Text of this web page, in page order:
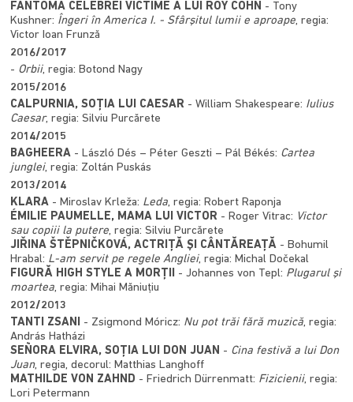
FANTOMA CELEBREI VICTIME A LUI ROY COHN - Tony
Kushner: Îngeri în America I. - Sfârşitul lumii e aproape, regia:
Victor Ioan Frunză
2016/2017
- Orbii, regia: Botond Nagy
2015/2016
CALPURNIA, SOȚIA LUI CAESAR - William Shakespeare: Iulius
Caesar, regia: Silviu Purcărete
2014/2015
BAGHEERA - László Dés – Péter Geszti – Pál Békés: Cartea
junglei, regia: Zoltán Puskás
2013/2014
KLARA - Miroslav Krleža: Leda, regia: Robert Raponja
ÉMILIE PAUMELLE, MAMA LUI VICTOR - Roger Vitrac: Victor
sau copiii la putere, regia: Silviu Purcărete
JIŘINA ŠTĚPNIČKOVÁ, ACTRIŢĂ ŞI CÂNTĂREAŢĂ - Bohumil
Hrabal: L-am servit pe regele Angliei, regia: Michal Dočekal
FIGURĂ HIGH STYLE A MORȚII - Johannes von Tepl: Plugarul şi
moartea, regia: Mihai Măniuțiu
2012/2013
TANTI ZSANI - Zsigmond Móricz: Nu pot trăi fără muzică, regia:
András Hatházi
SEÑORA ELVIRA, SOŢIA LUI DON JUAN - Cina festivă a lui Don
Juan, regia, decorul: Matthias Langhoff
MATHILDE VON ZAHND - Friedrich Dürrenmatt: Fizicienii, regia:
Lori Petermann